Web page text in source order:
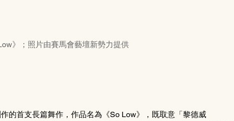
》；照片由賽馬會藝壇新勢力提供
的首支長篇舞作，作品名為《So Low》，既取意「黎德威